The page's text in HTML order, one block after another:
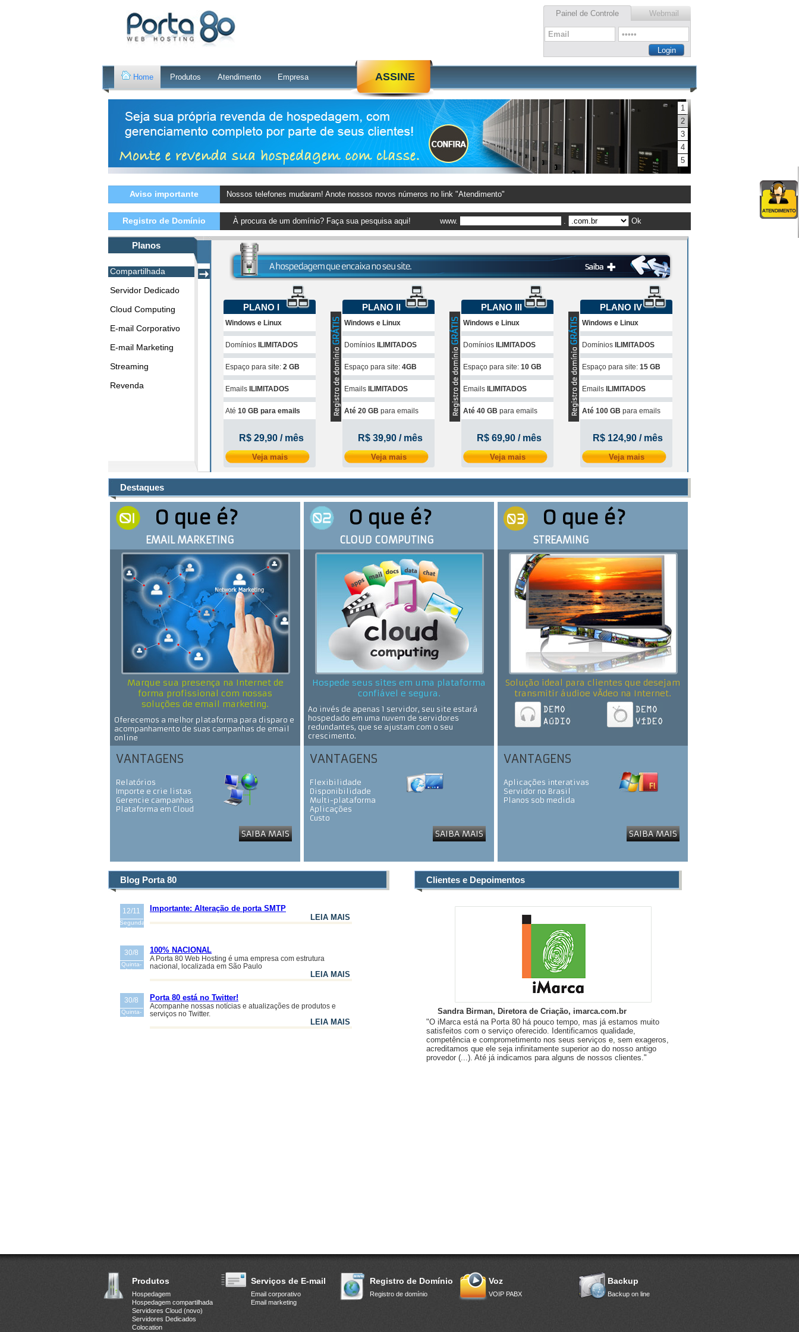
Painel de Controle Webmail
Home Produtos Atendimento Empresa ASSINE
1
2
3
4
5
Aviso importante Nossos telefones mudaram! Anote nossos novos números no link "Atendimento"
Registro de Domínio À procura de um domínio? Faça sua pesquisa aqui! www. .
Planos
Compartilhada
Servidor Dedicado
Cloud Computing
E-mail Corporativo
E-mail Marketing
Streaming
Revenda
PLANO I
Windows e Linux
Domínios ILIMITADOS
Espaço para site: 2 GB
Emails ILIMITADOS
Até 10 GB para emails
R$ 29,90 / mês
Veja mais
PLANO II
Windows e Linux
Domínios ILIMITADOS
Espaço para site: 4GB
Emails ILIMITADOS
Até 20 GB para emails
R$ 39,90 / mês
Veja mais
PLANO III
Windows e Linux
Domínios ILIMITADOS
Espaço para site: 10 GB
Emails ILIMITADOS
Até 40 GB para emails
R$ 69,90 / mês
Veja mais
PLANO IV
Windows e Linux
Domínios ILIMITADOS
Espaço para site: 15 GB
Emails ILIMITADOS
Até 100 GB para emails
R$ 124,90 / mês
Veja mais
Destaques
O que é?
EMAIL MARKETING
Marque sua presença na Internet de
forma profissional com nossas
soluções de email marketing.
Oferecemos a melhor plataforma para disparo e
acompanhamento de suas campanhas de email
online
VANTAGENS
Relatórios
Importe e crie listas
Gerencie campanhas
Plataforma em Cloud
SAIBA MAIS
O que é?
CLOUD COMPUTING
Hospede seus sites em uma plataforma
confiável e segura.
Ao invés de apenas 1 servidor, seu site estará
hospedado em uma nuvem de servidores
redundantes, que se ajustam com o seu
crescimento.
VANTAGENS
Flexibilidade
Disponibilidade
Multi-plataforma
Aplicações
Custo
SAIBA MAIS
O que é?
STREAMING
Solução ideal para clientes que desejam
transmitir áudioe vÃ­deo na Internet.
VANTAGENS
Aplicações interativas
Servidor no Brasil
Planos sob medida
SAIBA MAIS
Blog Porta 80
12/11
Segunda-
feira
Importante: Alteração de porta SMTP
LEIA MAIS
30/8
Quinta-
feira
100% NACIONAL
A Porta 80 Web Hosting é uma empresa com estrutura
nacional, localizada em São Paulo
LEIA MAIS
30/8
Quinta-
feira
Porta 80 está no Twitter!
Acompanhe nossas notícias e atualizações de produtos e
serviços no Twitter.
LEIA MAIS
Clientes e Depoimentos
Sandra Birman, Diretora de Criação, imarca.com.br
"O iMarca está na Porta 80 há pouco tempo, mas já estamos muito
satisfeitos com o serviço oferecido. Identificamos qualidade,
competência e comprometimento nos seus serviços e, sem exageros,
acreditamos que ele seja infinitamente superior ao do nosso antigo
provedor (...). Até já indicamos para alguns de nossos clientes."
Produtos
Hospedagem
Hospedagem compartilhada
Servidores Cloud (novo)
Servidores Dedicados
Colocation
Serviços de E-mail
Email corporativo
Email marketing
Registro de Domínio
Registro de domínio
Voz
VOIP PABX
Backup
Backup on line